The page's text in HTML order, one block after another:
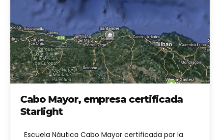
Cabo Mayor, empresa certificada
Starlight
Escuela Náutica Cabo Mayor certificada por la